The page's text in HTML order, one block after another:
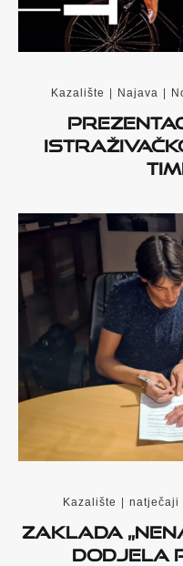
Kazalište | Najava |
Kazalište | natječaji
Zaklada
dodjela